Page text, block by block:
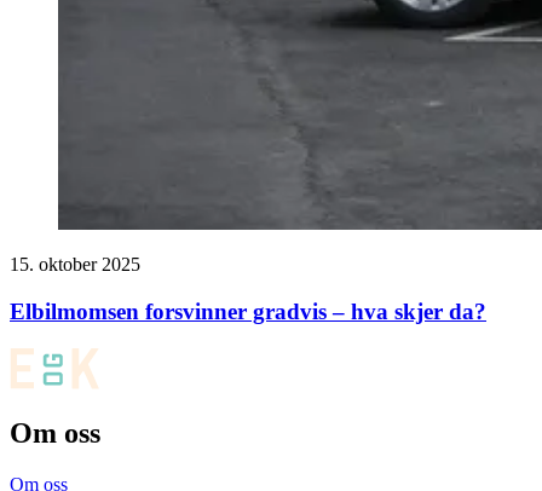
15. oktober 2025
Elbilmomsen forsvinner gradvis – hva skjer da?
Om oss
Om oss